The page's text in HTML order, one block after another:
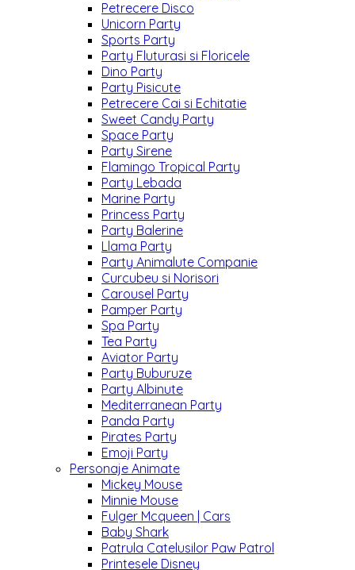
Petrecere Disco
Unicorn Party
Sports Party
Party Fluturasi si Floricele
Dino Party
Party Pisicute
Petrecere Cai si Echitatie
Sweet Candy Party
Space Party
Party Sirene
Flamingo Tropical Party
Party Lebada
Marine Party
Princess Party
Party Balerine
Llama Party
Party Animalute Companie
Curcubeu si Norisori
Carousel Party
Pamper Party
Spa Party
Tea Party
Aviator Party
Party Buburuze
Party Albinute
Mediterranean Party
Panda Party
Pirates Party
Emoji Party
Personaje Animate
Mickey Mouse
Minnie Mouse
Fulger Mcqueen | Cars
Baby Shark
Patrula Catelusilor Paw Patrol
Printesele Disney